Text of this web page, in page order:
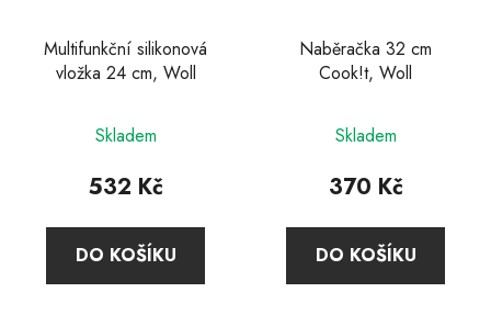
Multifunkční silikonová
vložka 24 cm, Woll
Skladem
532 Kč
DO KOŠÍKU
Naběračka 32 cm
Cook!t, Woll
hodnocení
produktu
4,6
z
Skladem
370 Kč
DO KOŠÍKU